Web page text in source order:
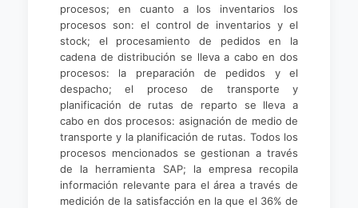
procesos; en cuanto a los inventarios los
procesos son: el control de inventarios y el
stock; el procesamiento de pedidos en la
cadena de distribución se lleva a cabo en dos
procesos: la preparación de pedidos y el
despacho; el proceso de transporte y
planificación de rutas de reparto se lleva a
cabo en dos procesos: asignación de medio de
transporte y la planificación de rutas. Todos los
procesos mencionados se gestionan a través
de la herramienta SAP; la empresa recopila
información relevante para el área a través de
medición de la satisfacción en la que el 36% de